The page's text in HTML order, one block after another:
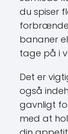
du spiser
bananer
tage på i
Det er
også
gavnligt
med at
din